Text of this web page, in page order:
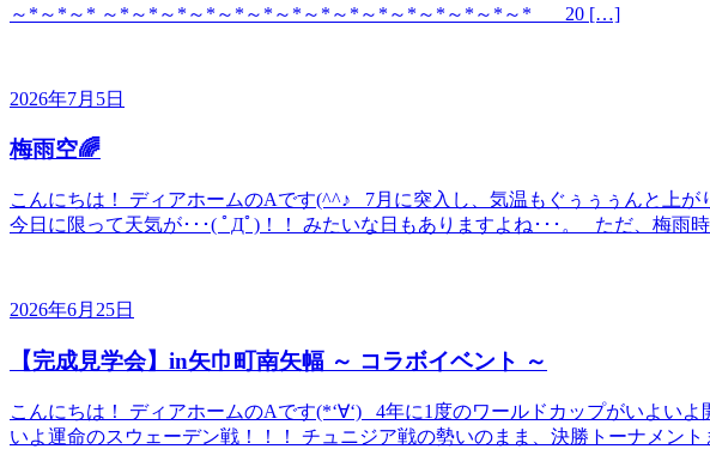
～*～*～* ～*～*～*～*～*～*～*～*～*～*～*～*～*～*～* 20 […]
2026年7月5日
梅雨空🌈
こんにちは！ ディアホームのAです(^^♪ 7月に突入し、気温もぐぅぅぅんと上
今日に限って天気が･･･( ﾟДﾟ)！！ みたいな日もありますよね･･･。 ただ、梅雨
2026年6月25日
【完成見学会】in矢巾町南矢幅 ～ コラボイベント ～
こんにちは！ ディアホームのAです(*‘∀‘) 4年に1度のワールドカップがいよい
いよ運命のスウェーデン戦！！！ チュニジア戦の勢いのまま、決勝トーナメン